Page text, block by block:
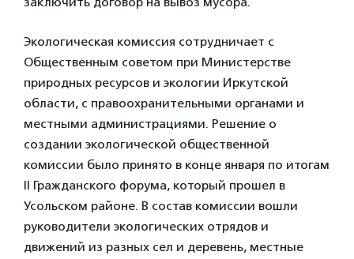
Экологическая комиссия сотрудничает с
Общественным советом при Министерстве
природных ресурсов и экологии Иркутской
области, с правоохранительными органами и
местными администрациями. Решение о
создании экологической общественной
комиссии было принято в конце января по итогам
II Гражданского форума, который прошел в
Усольском районе. В состав комиссии вошли
руководители экологических отрядов и
движений из разных сел и деревень, местные